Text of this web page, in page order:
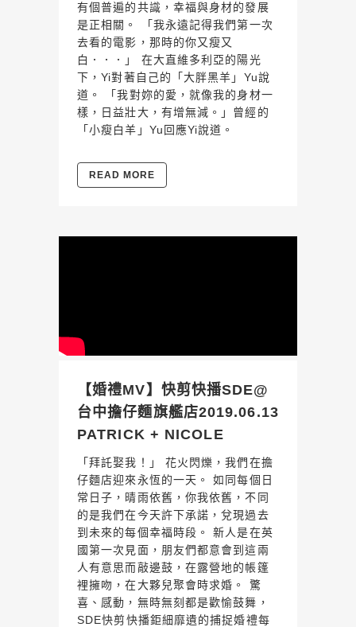
有個普遍的共識，幸福與身材的發展
是正相關。 「我永遠記得我們第一次
去看的電影，那時的你又瘦又
白．．．」 在大直維多利亞的陽光
下，Yi對著自己的「大胖黑羊」Yu說
道。 「我對妳的愛，就像我的身材一
樣，日益壯大，有增無減。」曾經的
「小瘦白羊」Yu回應Yi說道。
READ MORE
【婚禮MV】快剪快播SDE@
台中擔仔麵旗艦店2019.06.13
PATRICK + NICOLE
「拜託娶我！」 花火閃爍，我們在擔
仔麵店迎來永恆的一天。 如同每個日
常日子，晴雨依舊，你我依舊，不同
的是我們在今天許下承諾，兌現過去
到未來的每個幸福時段。 新人是在英
國第一次見面，朋友們都意會到這兩
人有意思而敲邊鼓，在露營地的帳篷
裡擁吻，在大夥兒聚會時求婚。 驚
喜、感動，無時無刻都是歡愉鼓舞，
SDE快剪快播鉅細靡遺的捕捉婚禮每